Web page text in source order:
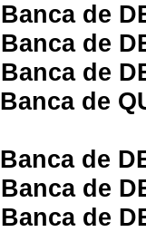
Banca de
Banca de
Banca de
Banca de
Banca de
Banca de
Banca de